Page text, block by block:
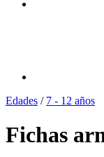
Edades / 7 - 12 años
Fichas